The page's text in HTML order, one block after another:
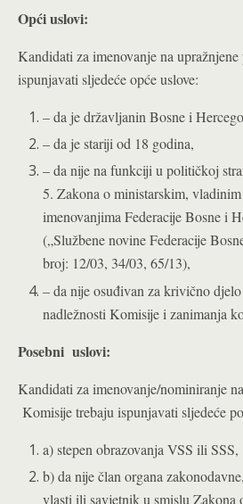
Opći uslovi:
Kandidati za imenovanje na
ispunjavati sljedeće opće uslove:
– da je državljanin Bosne i
– da je stariji od 18 godina,
– da nije na funkciji u političkoj
5. Zakona o ministarskim,
imenovanjima Federacije Bosne i
(„Službene novine Federacije
broj: 12/03, 34/03, 65/13),
– da nije osuđivan za krivično
nadležnosti Komisije i zanimanja
Posebni uslovi:
Kandidati za imenovanje/nominiranje
Komisije trebaju ispunjavati sljedeće
a) stepen obrazovanja VSS ili SSS,
b) da nije član organa
vlasti ili savjetnik u smislu Zakona